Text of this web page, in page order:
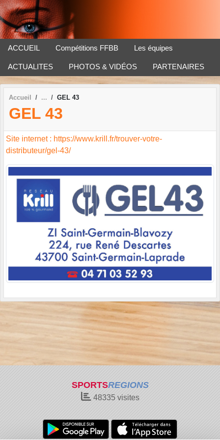
ACCUEIL Compétitions FFBB Les équipes
ACTUALITES PHOTOS & VIDÉOS PARTENAIRES
Accueil GEL 43
GEL 43
Site internet : https://www.krill.fr/trouver-votre-
distributeur/gel-43/
SPORTSREGIONS
48335visites
Panneau de gestion des cookies